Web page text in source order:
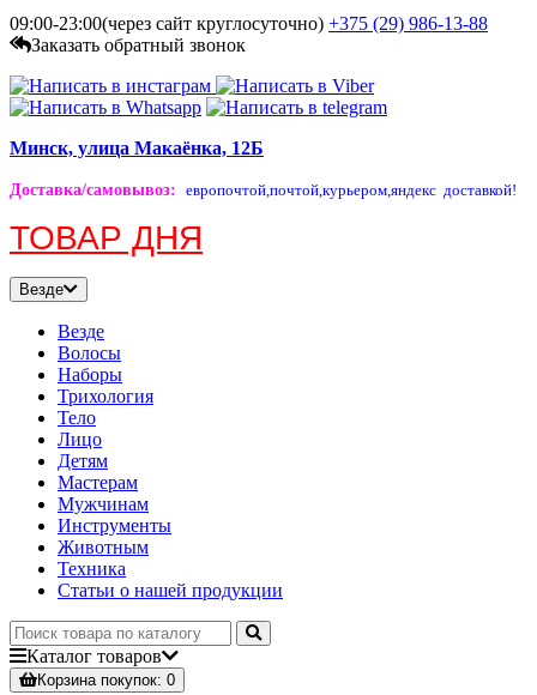
09:00-23:00(через сайт круглосуточно) +375 (29) 986-13-88
Заказать обратный звонок
Минск, улица Макаёнка, 12Б
Доставка/самовывоз: европочтой,почтой,курьером,яндекс доставкой!
ТОВАР ДНЯ
Везде
Везде
Волосы
Наборы
Трихология
Тело
Лицо
Детям
Мастерам
Мужчинам
Инструменты
Животным
Техника
Статьи о нашей продукции
Каталог товаров
Корзинапокупок: 0